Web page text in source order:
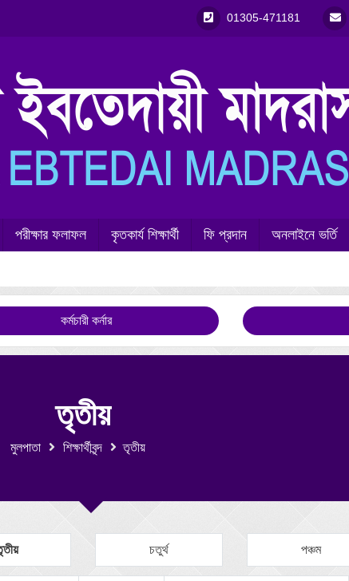
01305-471181
পরীক্ষার ফলাফল কৃতকার্য শিক্ষার্থী ফি প্রদান অনলাইনে ভর্তি
কর্মচারী কর্নার
তৃতীয়
মুলপাতা শিক্ষার্থীবৃন্দ তৃতীয়
চতুর্থ পঞ্চম